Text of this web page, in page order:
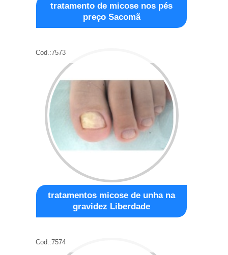
tratamento de micose nos pés
preço Sacomã
Cod.:7573
tratamentos micose de unha na
gravidez Liberdade
Cod.:7574